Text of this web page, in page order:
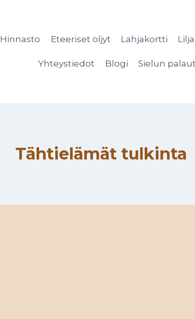
Hinnasto Eteeriset öljyt Lahjakortti
Yhteystiedot Blogi Sielun
Tähtielämät tulkinta